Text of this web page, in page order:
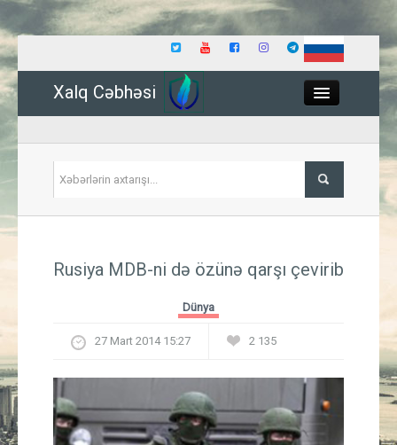
Xalq Cəbhəsi
İqtisadiyyat
Güney Azərbaycan
Rusiya MDB-ni də özünə qarşı çevirib
Dünya
27 Mart 2014 15:27 2 135